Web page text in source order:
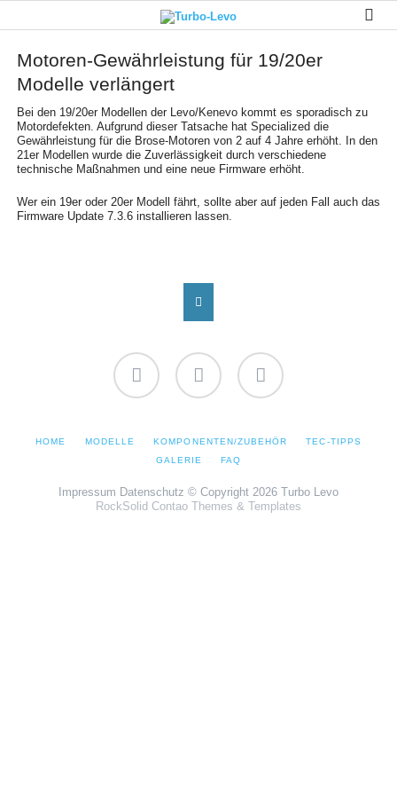
Motoren-Gewährleistung für 19/20er
Modelle verlängert
Bei den 19/20er Modellen der Levo/Kenevo kommt es sporadisch zu
Motordefekten. Aufgrund dieser Tatsache hat Specialized die
Gewährleistung für die Brose-Motoren von 2 auf 4 Jahre erhöht. In den
21er Modellen wurde die Zuverlässigkeit durch verschiedene
technische Maßnahmen und eine neue Firmware erhöht.
Wer ein 19er oder 20er Modell fährt, sollte aber auf jeden Fall auch das
Firmware Update 7.3.6 installieren lassen.
ÜBERSPRINGEN
HOME MODELLE KOMPONENTEN/ZUBEHÖR
TEC-TIPPS
GALERIE
FAQ
Impressum Datenschutz © Copyright 2026 Turbo Levo
RockSolid Contao Themes & Templates